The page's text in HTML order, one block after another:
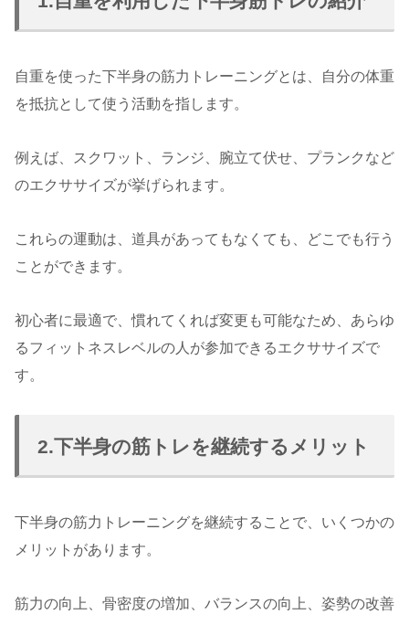
自重を使った下半身の筋力トレーニングとは、自分の体重
を抵抗として使う活動を指します。
例えば、スクワット、ランジ、腕立て伏せ、プランクなど
のエクササイズが挙げられます。
これらの運動は、道具があってもなくても、どこでも行う
ことができます。
初心者に最適で、慣れてくれば変更も可能なため、あらゆ
るフィットネスレベルの人が参加できるエクササイズで
す。
2.下半身の筋トレを継続するメリット
下半身の筋力トレーニングを継続することで、いくつかの
メリットがあります。
筋力の向上、骨密度の増加、バランスの向上、姿勢の改善